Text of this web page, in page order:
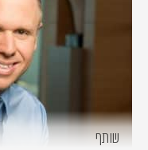
שותף